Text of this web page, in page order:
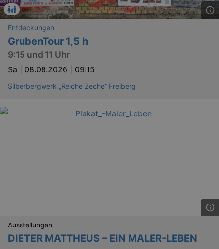
Entdeckungen
GrubenTour 1,5 h
9:15 und 11 Uhr
Sa | 08.08.2026 | 09:15
Silberbergwerk „Reiche Zeche“ Freiberg
Ausstellungen
DIETER MATTHEUS – EIN MALER-LEBEN